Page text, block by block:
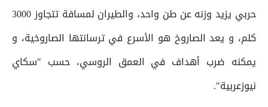
حربي يزيد وزنه عن طن واحد، والطيران لمسافة تتجاوز 3000
كلم، و يعد الصاروخ هو الأسرع في ترسانتها الصاروخية، و
يمكنه ضرب أهداف في العمق الروسي، حسب "سكاي
نيوزعربية".